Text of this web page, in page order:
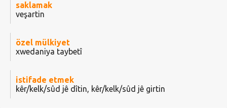
saklamak
veşartin
özel mülkiyet
xwedaniya taybetî
istifade etmek
kêr/kelk/sûd jê dîtin, kêr/kelk/sûd jê girtin